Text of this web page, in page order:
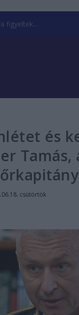
figyeltek...
és
Tamás,
csütörtök